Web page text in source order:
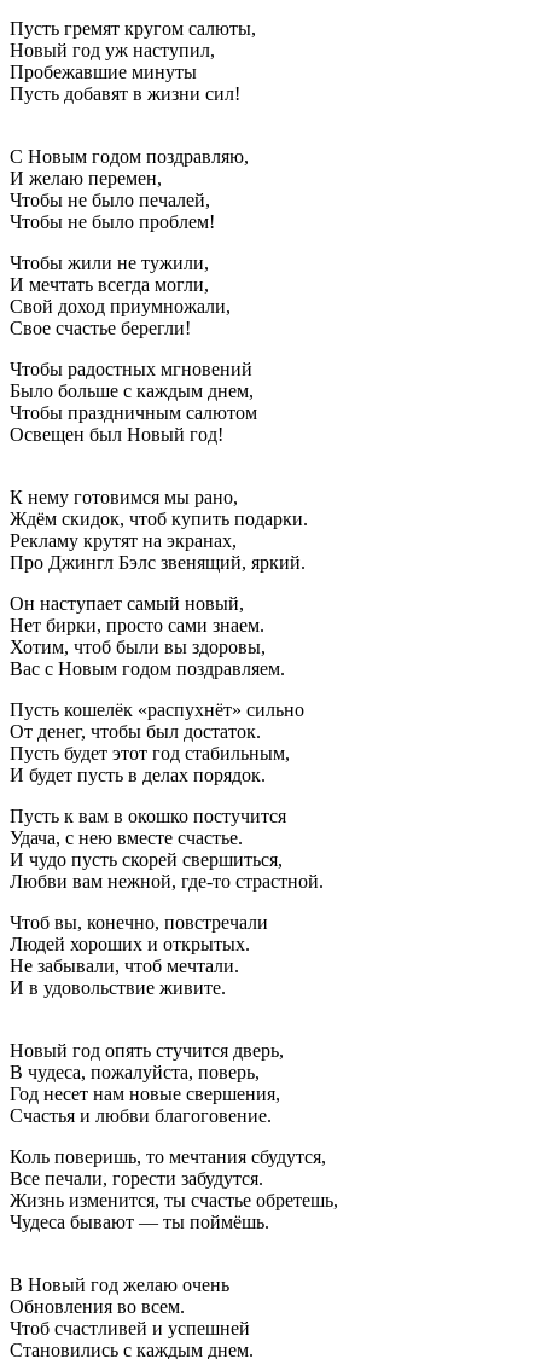
Пусть гремят кругом салюты,
Новый год уж наступил,
Пробежавшие минуты
Пусть добавят в жизни сил!
С Новым годом поздравляю,
И желаю перемен,
Чтобы не было печалей,
Чтобы не было проблем!
Чтобы жили не тужили,
И мечтать всегда могли,
Свой доход приумножали,
Свое счастье берегли!
Чтобы радостных мгновений
Было больше с каждым днем,
Чтобы праздничным салютом
Освещен был Новый год!
К нему готовимся мы рано,
Ждём скидок, чтоб купить подарки.
Рекламу крутят на экранах,
Про Джингл Бэлс звенящий, яркий.
Он наступает самый новый,
Нет бирки, просто сами знаем.
Хотим, чтоб были вы здоровы,
Вас с Новым годом поздравляем.
Пусть кошелёк «распухнёт» сильно
От денег, чтобы был достаток.
Пусть будет этот год стабильным,
И будет пусть в делах порядок.
Пусть к вам в окошко постучится
Удача, с нею вместе счастье.
И чудо пусть скорей свершиться,
Любви вам нежной, где-то страстной.
Чтоб вы, конечно, повстречали
Людей хороших и открытых.
Не забывали, чтоб мечтали.
И в удовольствие живите.
Новый год опять стучится дверь,
В чудеса, пожалуйста, поверь,
Год несет нам новые свершения,
Счастья и любви благоговение.
Коль поверишь, то мечтания сбудутся,
Все печали, горести забудутся.
Жизнь изменится, ты счастье обретешь,
Чудеса бывают — ты поймёшь.
В Новый год желаю очень
Обновления во всем.
Чтоб счастливей и успешней
Становились с каждым днем.